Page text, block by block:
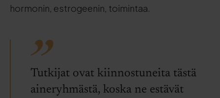
hormonin, estrogeenin, toimintaa.
Tutkijat ovat kiinnostuneita tästä
aineryhmästä, koska ne estävät